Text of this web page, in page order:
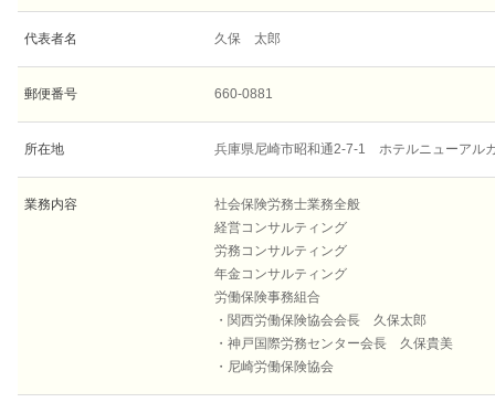
代表者名 久保 太郎
郵便番号 660-0881
所在地 兵庫県尼崎市昭和通2-7-1 ホテルニューアル
業務内容
社会保険労務士業務全般
経営コンサルティング
労務コンサルティング
年金コンサルティング
労働保険事務組合
・関西労働保険協会会長 久保太郎
・神戸国際労務センター会長 久保貴美
・尼崎労働保険協会